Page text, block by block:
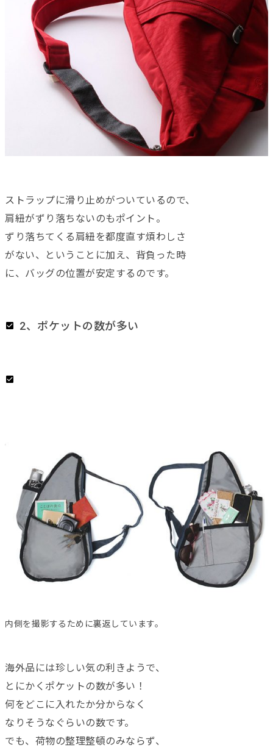
ストラップに滑り止めがついているので、
肩紐がずり落ちないのもポイント。
ずり落ちてくる肩紐を都度直す煩わしさ
がない、ということに加え、背負った時
に、バッグの位置が安定するのです。
2、ポケットの数が多い
内側を撮影するために裏返しています。
海外品には珍しい気の利きようで、
とにかくポケットの数が多い！
何をどこに入れたか分からなく
なりそうなぐらいの数です。
でも、荷物の整理整頓のみならず、